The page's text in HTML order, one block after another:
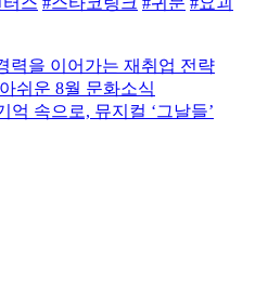
력을 이어가는 재취업 전략
쉬운 8월 문화소식
억 속으로, 뮤지컬 ‘그날들’